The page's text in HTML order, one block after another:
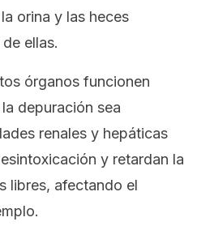
orina y las heces
ellas.
órganos funcionen
depuración sea
renales y hepáticas
y retardan la
libres, afectando el